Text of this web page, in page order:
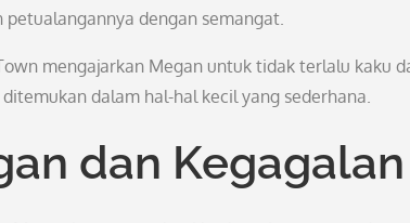
dengan semangat.
mengajarkan Megan untuk tidak terlalu kaku
dalam hal-hal kecil yang sederhana.
dan Kegagalan